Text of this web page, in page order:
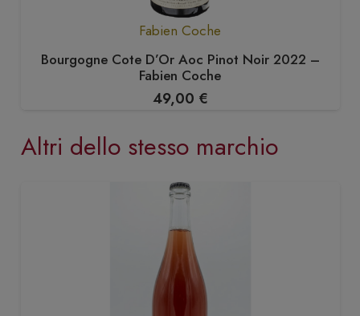
Fabien Coche
Bourgogne Cote D’Or Aoc Pinot Noir 2022 –
Fabien Coche
49,00 €
Altri dello stesso marchio